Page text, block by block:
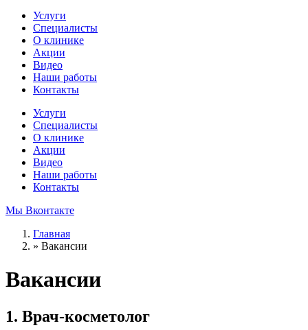
Услуги
Специалисты
О клинике
Акции
Видео
Наши работы
Контакты
Услуги
Специалисты
О клинике
Акции
Видео
Наши работы
Контакты
Мы Вконтакте
Главная
» Вакансии
Вакансии
1. Врач-косметолог